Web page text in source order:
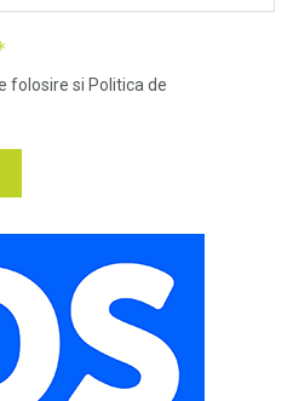
folosire si Politica de